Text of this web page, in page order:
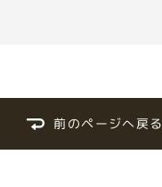
前のページへ戻る